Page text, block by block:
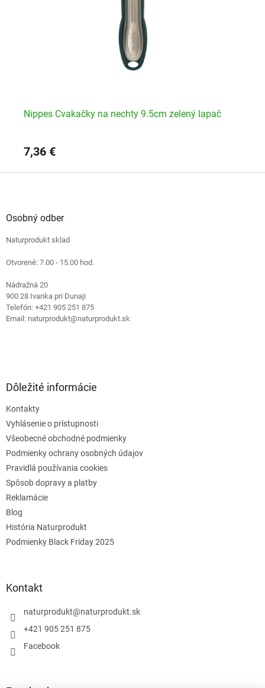
Nippes Cvakačky na nechty 9.5cm zelený lapač
7,36 €
Osobný odber
Naturprodukt sklad
Otvorené: 7.00 - 15.00 hod.
Nádražná 20
900 28 Ivanka pri Dunaji
Telefón: +421 905 251 875
Email: naturprodukt@naturprodukt.sk
Dôležité informácie
Kontakty
Vyhlásenie o prístupnosti
Všeobecné obchodné podmienky
Podmienky ochrany osobných údajov
Pravidlá používania cookies
Spôsob dopravy a platby
Reklamácie
Blog
História Naturprodukt
Podmienky Black Friday 2025
Kontakt
naturprodukt@naturprodukt.sk
+421 905 251 875
Facebook